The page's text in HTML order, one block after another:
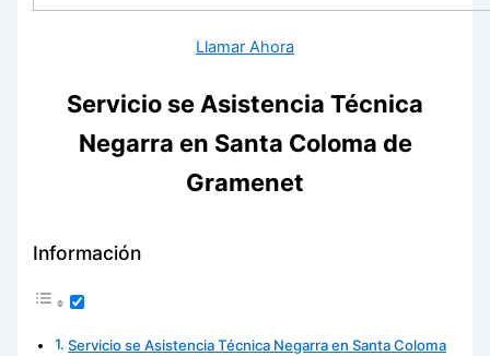
Llamar Ahora
Servicio se Asistencia Técnica
Negarra en Santa Coloma de
Gramenet
Información
Servicio se Asistencia Técnica Negarra en Santa Coloma